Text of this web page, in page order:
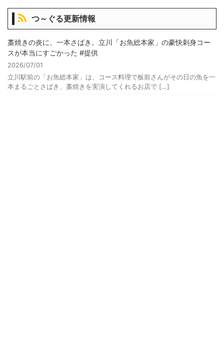
つ～ぐる更新情報
藁焼きの炎に、一本さばき。立川「お魚総本家」の豪快刺身コー
スが本当にすごかった #提供
2026/07/01
立川駅前の「お魚総本家」は、コース料理で板前さんがその日の魚を一
本まるごとさばき、藁焼きを実演してくれるお店で […]